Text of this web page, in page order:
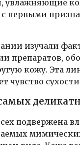
увлажняющие
первыми
изучали
препаратов,
кожу. Эта
подвержена